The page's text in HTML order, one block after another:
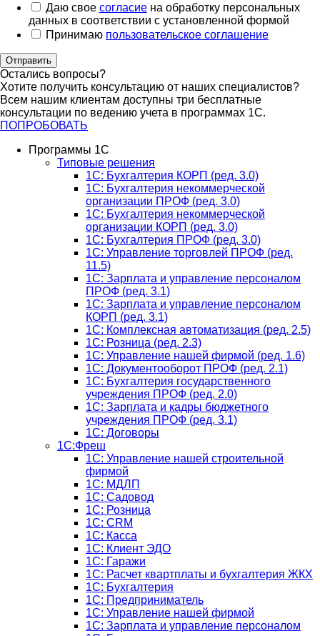
Даю свое согласие на обработку персональных
данных в соответствии с установленной формой
Принимаю пользовательское соглашение
Отправить
Остались вопросы?
Хотите получить консультацию от наших специалистов?
Всем нашим клиентам доступны три бесплатные
консультации по ведению учета в программах 1С.
ПОПРОБОВАТЬ
Программы 1С
Типовые решения
1C: Бухгалтерия КОРП (ред. 3.0)
1С: Бухгалтерия некоммерческой
организации ПРОФ (ред. 3.0)
1С: Бухгалтерия некоммерческой
организации КОРП (ред. 3.0)
1C: Бухгалтерия ПРОФ (ред. 3.0)
1C: Управление торговлей ПРОФ (ред.
11.5)
1C: Зарплата и управление персоналом
ПРОФ (ред. 3.1)
1C: Зарплата и управление персоналом
КОРП (ред. 3.1)
1C: Комплексная автоматизация (ред. 2.5)
1С: Розница (ред. 2.3)
1С: Управление нашей фирмой (ред. 1.6)
1С: Документооборот ПРОФ (ред. 2.1)
1C: Бухгалтерия государственного
учреждения ПРОФ (ред. 2.0)
1C: Зарплата и кадры бюджетного
учреждения ПРОФ (ред. 3.1)
1С: Договоры
1С:Фреш
1С: Управление нашей строительной
фирмой
1С: МДЛП
1С: Садовод
1С: Розница
1C: CRM
1C: Касса
1С: Клиент ЭДО
1С: Гаражи
1C: Расчет квартплаты и бухгалтерия ЖКХ
1C: Бухгалтерия
1C: Предприниматель
1C: Управление нашей фирмой
1C: Зарплата и управление персоналом